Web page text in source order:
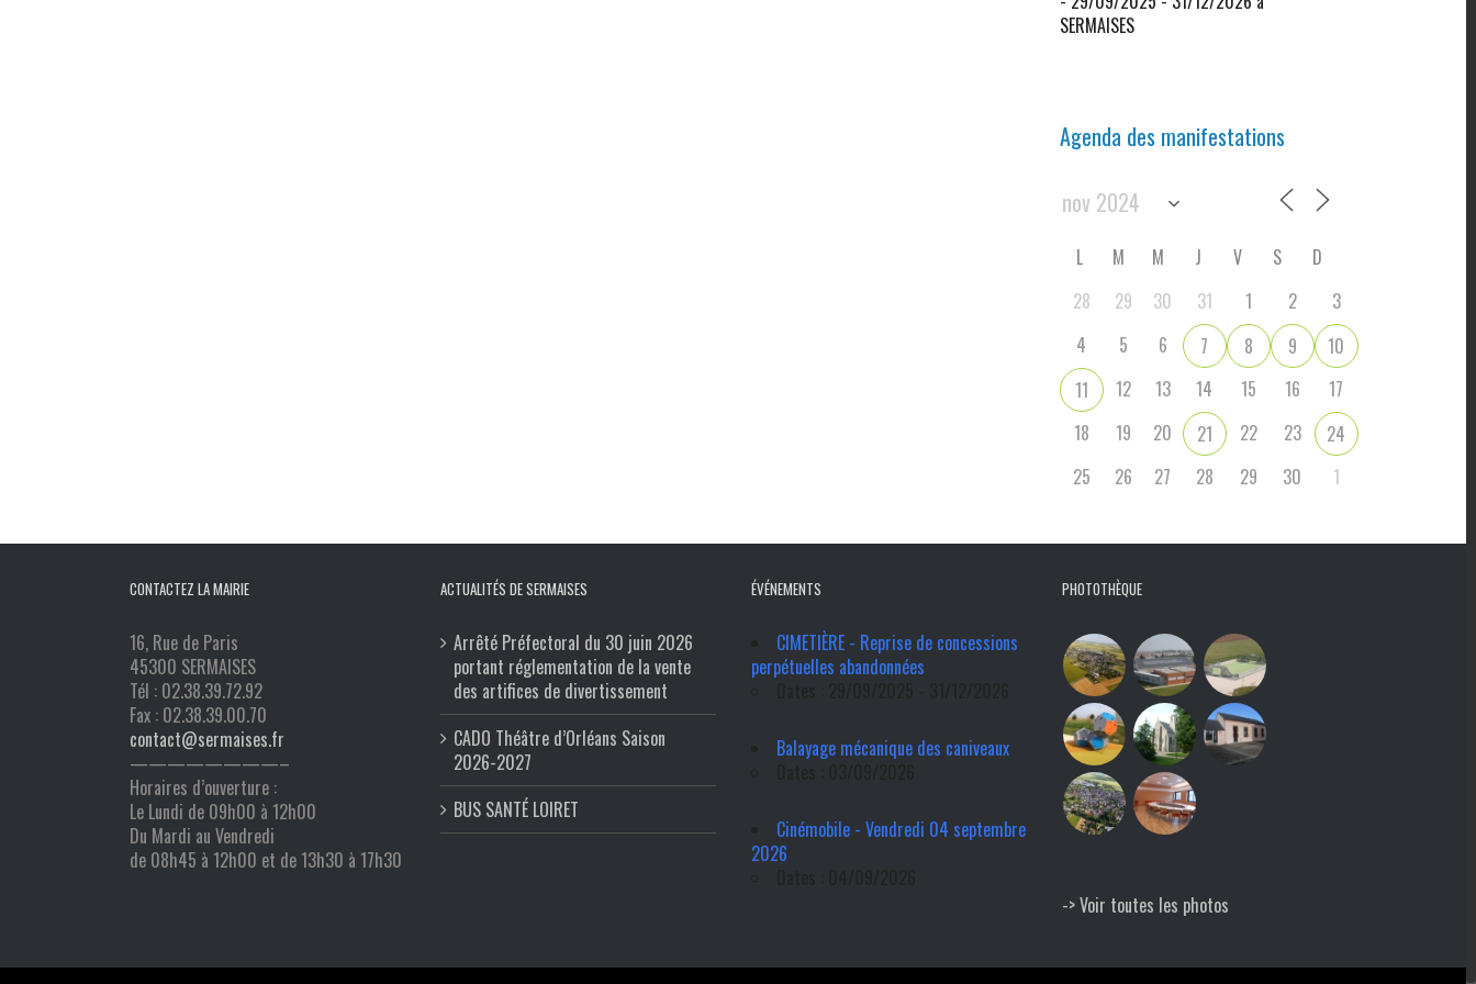
SERMAISES
Agenda des manifestations
L M M J V S
D
28
29 30 31 1 2
3
4
5 6 7 8 9
10
11
12 13 14 15 16
17
18
19 20 21 22 23
24
25
26 27 28 29 30 1
CONTACTEZ LA MAIRIE
16, Rue de Paris
45300 SERMAISES
Tél : 02.38.39.72.92
Fax : 02.38.39.00.70
contact@sermaises.fr
————————–
Horaires d’ouverture :
Le Lundi de 09h00 à 12h00
Du Mardi au Vendredi
de 08h45 à 12h00 et de 13h30 à 17h30
ACTUALITÉS DE SERMAISES
Arrêté Préfectoral du 30 juin 2026
portant réglementation de la vente
des artifices de divertissement
CADO Théâtre d’Orléans Saison
2026-2027
BUS SANTÉ LOIRET
ÉVÉNEMENTS
CIMETIÈRE - Reprise de concessions
perpétuelles abandonnées
Balayage mécanique des caniveaux
Cinémobile - Vendredi 04 septembre
2026
PHOTOTHÈQUE
-> Voir toutes les photos